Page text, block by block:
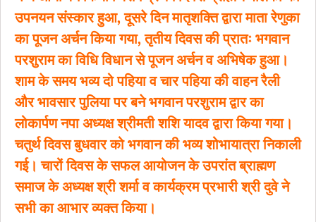
उपनयन संस्कार हुआ, दूसरे दिन मातृशक्ति द्वारा माता रेणुका
का पूजन अर्चन किया गया, तृतीय दिवस की प्रातः भगवान
परशुराम का विधि विधान से पूजन अर्चन व अभिषेक हुआ।
शाम के समय भव्य दो पहिया व चार पहिया की वाहन रैली
और भावसार पुलिया पर बने भगवान परशुराम द्वार का
लोकार्पण नपा अध्यक्ष श्रीमती शशि यादव द्वारा किया गया।
चतुर्थ दिवस बुधवार को भगवान की भव्य शोभायात्रा निकाली
गई। चारों दिवस के सफल आयोजन के उपरांत ब्राह्मण
समाज के अध्यक्ष श्री शर्मा व कार्यक्रम प्रभारी श्री दुवे ने
सभी का आभार व्यक्त किया।